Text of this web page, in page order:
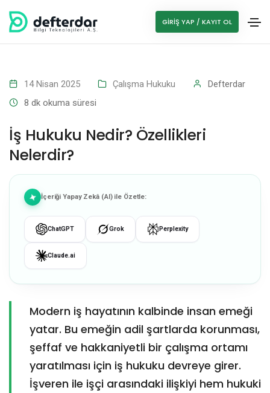
GIRIŞ YAP / KAYIT OL
14 Nisan 2025 Çalışma Hukuku
Defterdar
8 dk okuma süresi
İş Hukuku Nedir? Özellikleri
Nelerdir?
İçeriği Yapay Zekâ (AI) ile Özetle:
ChatGPT Grok Perplexity
Claude.ai
Modern iş hayatının kalbinde insan emeği
yatar. Bu emeğin adil şartlarda korunması,
şeffaf ve hakkaniyetli bir çalışma ortamı
yaratılması için iş hukuku devreye girer.
İşveren ile işçi arasındaki ilişkiyi hem hukuki